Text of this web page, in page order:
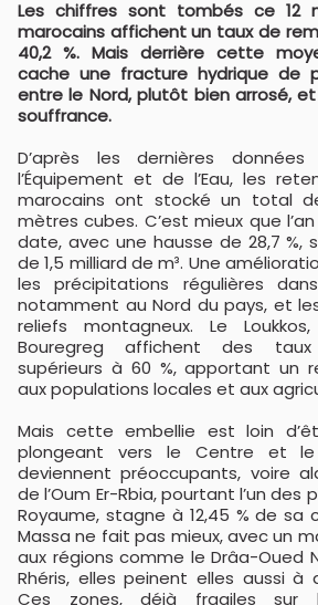
Les chiffres sont tombés ce 12 mai : les barrages
marocains affichent un taux de
40,2 %. Mais derrière cette
cache une fracture hydrique de
entre le Nord, plutôt bien arrosé,
souffrance.
D’après les dernières
l’Équipement et de l’Eau, les
marocains ont stocké un total
mètres cubes. C’est mieux que
date, avec une hausse de 28,7 %,
de 1,5 milliard de m³. Une
les précipitations régulières
notamment au Nord du pays, et
reliefs montagneux. Le
Bouregreg affichent des
supérieurs à 60 %, apportant un
aux populations locales et aux
Mais cette embellie est loin
plongeant vers le Centre et le
deviennent préoccupants, voire
de l’Oum Er-Rbia, pourtant l’un des
Royaume, stagne à 12,45 % de sa
Massa ne fait pas mieux, avec un
aux régions comme le Drâa-Oued
Rhéris, elles peinent elles aussi à
Ces zones, déjà fragiles sur